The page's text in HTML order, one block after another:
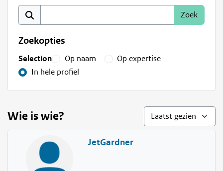
Zoekopties
Selection Op naam
Op expertise
In hele profiel
Wie is wie?
JetGardner